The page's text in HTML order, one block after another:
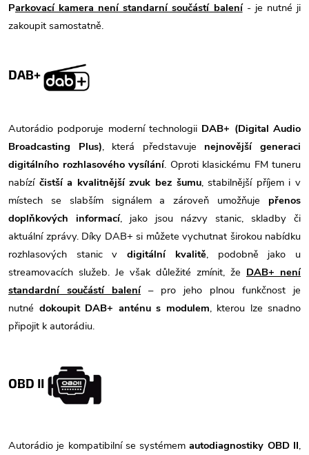
Parkovací kamera není standarní součástí balení- je nutné ji
zakoupit samostatně.
DAB+
Autorádio podporuje moderní technologii DAB+ (Digital Audio
Broadcasting Plus), která představuje
nejnovější generaci
digitálního rozhlasového vysílání. Oproti klasickému FM tuneru
nabízí čistší a kvalitnější zvuk bez šumu, stabilnější příjem i v
místech se slabším signálem a zároveň umožňuje
přenos
doplňkových informací, jako jsou názvy stanic, skladby či
aktuální zprávy. Díky DAB+ si můžete vychutnat širokou nabídku
rozhlasových stanic v
digitální kvalitě, podobně jako u
streamovacích služeb. Je však důležité zmínit, že DAB+ není
standardní součástí balení – pro jeho plnou funkčnost je
nutné dokoupit DAB+ anténu s modulem, kterou lze snadno
připojit k autorádiu.
OBD II
Autorádio je kompatibilní se systémem autodiagnostiky OBD II,